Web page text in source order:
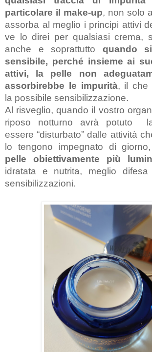
particolare il make-up, non solo
assorba al meglio i principi attivi
ve lo direi per qualsiasi crema,
anche e soprattutto quando
sensibile, perché insieme ai
attivi, la pelle non
assorbirebbe le impurità, il che
la possibile sensibilizzazione.
Al risveglio, quando il vostro
riposo notturno avrà potuto
essere “disturbato” dalle attività
lo tengono impegnato di
pelle obiettivamente più
idratata e nutrita, meglio difesa
sensibilizzazioni.